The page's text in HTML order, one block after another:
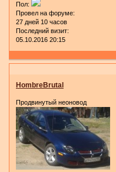
Пол:
Провел на форуме:
27 дней 10 часов
Последний визит:
05.10.2016 20:15
HombreBrutal
Продвинутый неоновод